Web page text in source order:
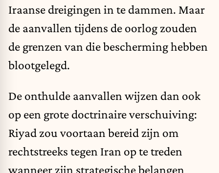
Iraanse dreigingen in te dammen. Maar
de aanvallen tijdens de oorlog zouden
de grenzen van die bescherming hebben
blootgelegd.
De onthulde aanvallen wijzen dan ook
op een grote doctrinaire verschuiving:
Riyad zou voortaan bereid zijn om
rechtstreeks tegen Iran op te treden
wanneer zijn strategische belangen